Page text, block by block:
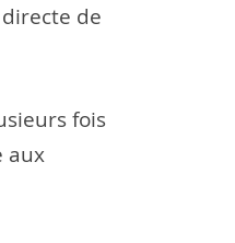
de
fois
aux